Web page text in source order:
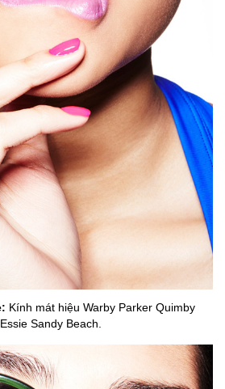
Kính mát hiệu Warby Parker Quimby
Sandy Beach.